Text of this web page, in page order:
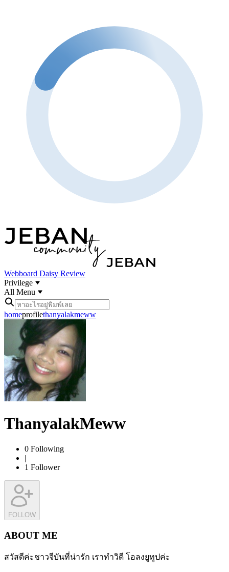
Webboard Daisy Review
Privilege
All Menu
homeprofilethanyalakmeww
ThanyalakMeww
0 Following
|
1 Follower
FOLLOW
ABOUT ME
สวัสดีค่ะชาวจีบันที่น่ารัก เราทำวิดี โอลงยูทูปค่ะ